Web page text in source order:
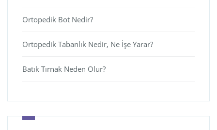
Ortopedik Bot Nedir?
Ortopedik Tabanlık Nedir, Ne İşe Yarar?
Batık Tırnak Neden Olur?